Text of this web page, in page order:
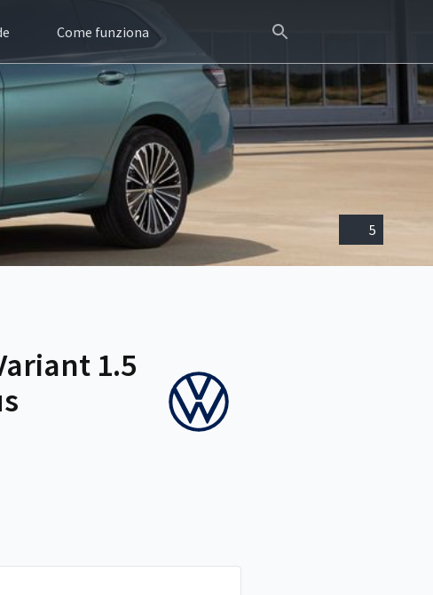
Come funziona
5
1.5